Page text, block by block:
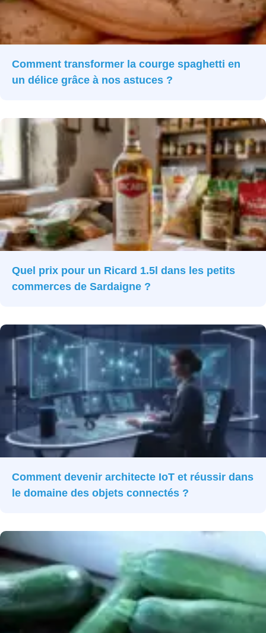
Comment transformer la courge spaghetti en
un délice grâce à nos astuces ?
Quel prix pour un Ricard 1.5l dans les petits
commerces de Sardaigne ?
Comment devenir architecte IoT et réussir dans
le domaine des objets connectés ?